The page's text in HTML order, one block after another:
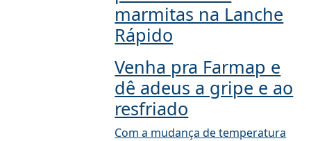
marmitas na Lanche
Rápido
Venha pra Farmap e
dê adeus a gripe e ao
resfriado
Com a mudança de temperatura